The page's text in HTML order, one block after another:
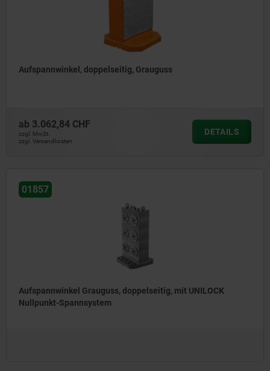
Aufspannwinkel, doppelseitig, Grauguss
ab 3.062,84 CHF
zzgl. MwSt.
zzgl. Versandkosten
DETAILS
01857
Aufspannwinkel Grauguss, doppelseitig, mit UNILOCK
Nullpunkt-Spannsystem